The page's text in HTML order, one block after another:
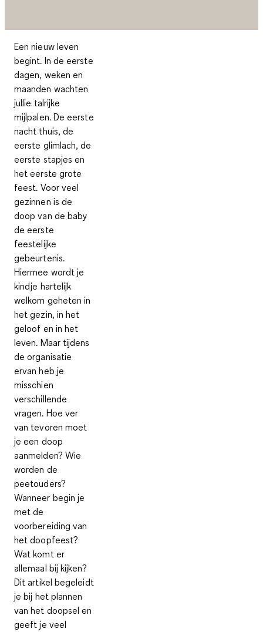
Een nieuw leven
begint. In de eerste
dagen, weken en
maanden wachten
jullie talrijke
mijlpalen. De eerste
nacht thuis, de
eerste glimlach, de
eerste stapjes en
het eerste grote
feest. Voor veel
gezinnen is de
doop van de baby
de eerste
feestelijke
gebeurtenis.
Hiermee wordt je
kindje hartelijk
welkom geheten in
het gezin, in het
geloof en in het
leven. Maar tijdens
de organisatie
ervan heb je
misschien
verschillende
vragen. Hoe ver
van tevoren moet
je een doop
aanmelden? Wie
worden de
peetouders?
Wanneer begin je
met de
voorbereiding van
het doopfeest?
Wat komt er
allemaal bij kijken?
Dit artikel begeleidt
je bij het plannen
van het doopsel en
geeft je veel